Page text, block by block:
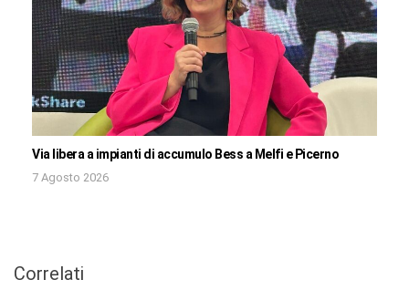
Via libera a impianti di accumulo Bess a Melfi e Picerno
7 Agosto 2026
Correlati